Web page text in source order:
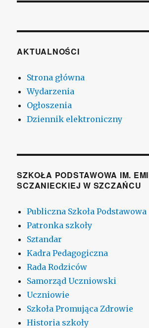
AKTUALNOŚCI
Strona główna
Wydarzenia
Ogłoszenia
Dziennik elektroniczny
SZKOŁA PODSTAWOWA IM.
SCZANIECKIEJ W SZCZAŃCU
Publiczna Szkoła Podstawowa
Patronka szkoły
Sztandar
Kadra Pedagogiczna
Rada Rodziców
Samorząd Uczniowski
Uczniowie
Szkoła Promująca Zdrowie
Historia szkoły